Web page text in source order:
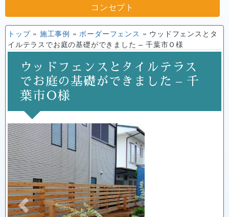
コンセプト
トップ» 施工事例 » ボーダーフェンス » ウッドフェンスとタ
イルテラスでお庭の基礎ができました – 千葉市Ｏ様
ウッドフェンスとタイルテラス
でお庭の基礎ができました – 千
葉市Ｏ様
Previous